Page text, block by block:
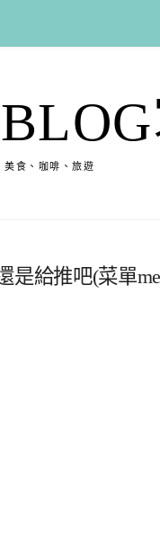
美食、咖啡、旅遊
是給推吧(菜單